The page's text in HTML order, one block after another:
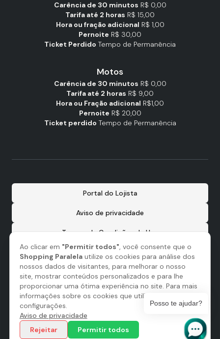
Ao clicar em "Permitir todos", você consente que o
Shopping Paralelautilize os cookies para análise dos
nossos dados de visitantes, para melhorar o nosso
site, mostrar conteúdos personalizados e para lhe
proporcionar uma ótima experiência no site. Para mais
informações sobre os cookies que utilizamos, abra as
configurações.
Aviso de privacidade
Rejeitar
Permitir todos
Carência de 30 minutos R$ 0,00
Tarifa até 2 horas R$ 15,00
Hora ou fração adicional R$ 1,00
Pernoite R$ 30,00
Ticket Perdido Tempo de Permanência
Motos
Carência de 30 minutos R$ 0,00
Tarifa até 2 horas R$ 9,00
Hora ou Fração adicional R$1,00
Pernoite R$ 20,00
Ticket perdido Tempo de Permanência
Portal do Lojista
Aviso de privacidade
Termos de Condições de Uso
Administração:
Posso te ajudar?